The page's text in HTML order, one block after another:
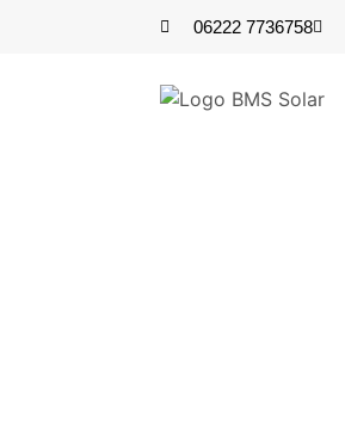
06222 7736758